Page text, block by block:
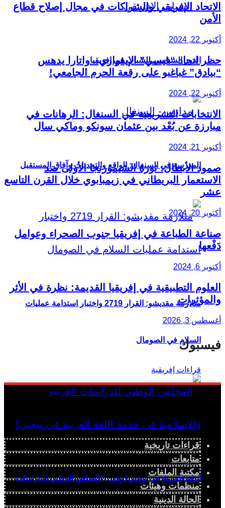
الدور السياسي للشباب في إفريقيا
المدرسة في السنغال: الواقع والتحديات وآفاق المستقبل
متلازمة مقديشو: القرار 2719 واختبار استدامة عمليات
السلام في الصومال
اللغة العربية في نيجيريا ودور “المجلس الوطني للدراسات
الاتحاد الإفريقي والشراكات في مجال إصلاح قطاع
الأمن
أكتوبر 22, 2024
حظر اتحاد “فيسي” الإيفواري.. واتارا يدهس
“بيادق” غباغبو على رقعة الحرم الجامعي!
أكتوبر 22, 2024
الانتخابات التشريعية في السنغال: الرهانات في
مبارزة عن بُعْد بين عثمان سونكو وماكي سال
أكتوبر 21, 2024
صمود الأبطال: ثورة الشيمورنجا الأولى ضد
الاستعمار البريطاني في زيمبابوي خلال القرن التاسع
عشر
أكتوبر 20, 2024
صناعة الطباعة في إفريقيا جنوب الصحراء وعوامل
دَفْعها
أكتوبر 6, 2024
العلوم التطبيقية في إفريقيا القديمة: نظرة في الأثر
والمؤثرات
أغسطس 3, 2026
فيسبوك
قراءات تاريخية
متابعات
مكتبة الملفات
منظمات وهيئات
الحالة الدينية